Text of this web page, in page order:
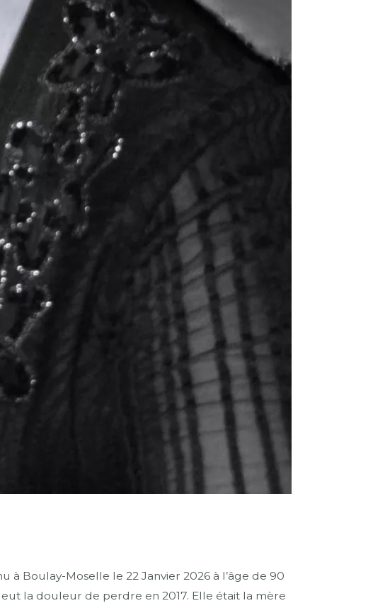
à Boulay-Moselle le 22 Janvier 2026 à l’âge de 90
eut la douleur de perdre en 2017. Elle était la mère